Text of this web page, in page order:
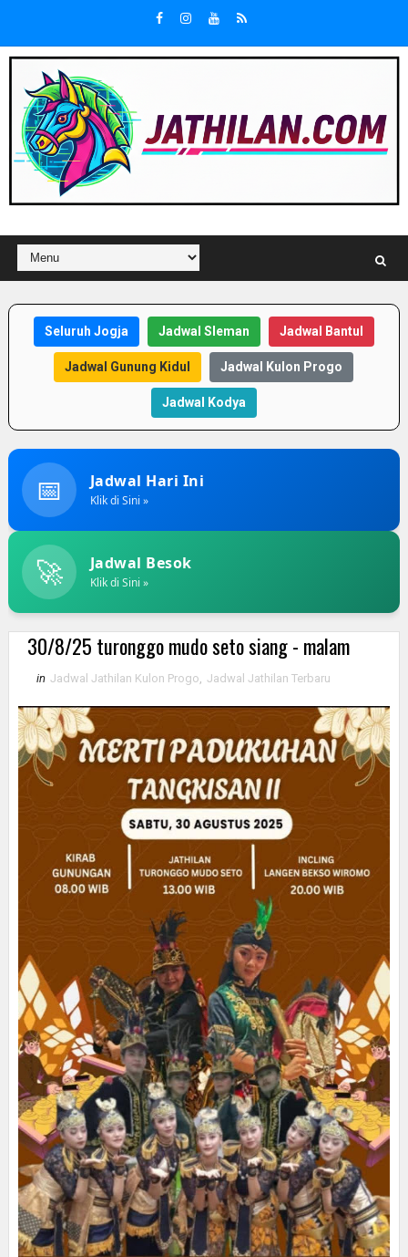
Seluruh Jogja Jadwal Sleman Jadwal Bantul
Jadwal Gunung Kidul Jadwal Kulon Progo
Jadwal Kodya
📅 Jadwal Hari Ini
Klik di Sini »
🚀 Jadwal Besok
Klik di Sini »
30/8/25 turonggo mudo seto siang - malam
in Jadwal Jathilan Kulon Progo Jadwal Jathilan Terbaru